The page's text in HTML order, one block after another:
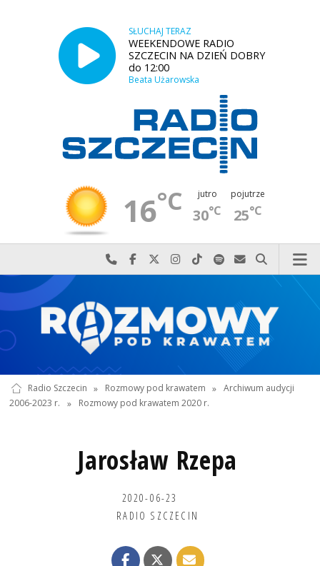
SŁUCHAJ TERAZ
WEEKENDOWE RADIO
SZCZECIN NA DZIEŃ DOBRY
do 12:00
Beata Użarowska
16°C jutro
30°C
pojutrze
25°C
Najlepiej po prostu do nas zadzwoń
Odwiedź nas na Facebook-u
Odwiedź nas na X
Odwiedź nas na Instagram-ie
Odwiedź nas na TikTok-u
Szukaj nas na Spotify
Wyślij do nas
Szukaj
Radio Szczecin » Rozmowy pod krawatem » Archiwum audycji
2006-2023 r.
» Rozmowy pod krawatem 2020 r.
Jarosław Rzepa
2020-06-23
RADIO SZCZECIN